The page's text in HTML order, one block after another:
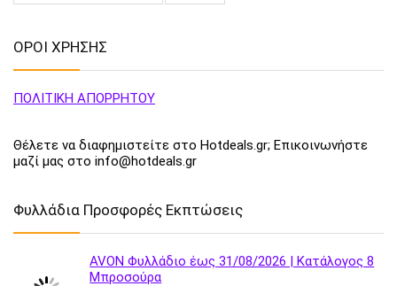
ΟΡΟΙ ΧΡΗΣΗΣ
ΠΟΛΙΤΙΚΗ ΑΠΟΡΡΗΤΟΥ
Θέλετε να διαφημιστείτε στο Hotdeals.gr; Επικοινωνήστε
μαζί μας στο info@hotdeals.gr
Φυλλάδια Προσφορές Εκπτώσεις
AVON Φυλλάδιο έως 31/08/2026 | Κατάλογος 8
Μπροσούρα